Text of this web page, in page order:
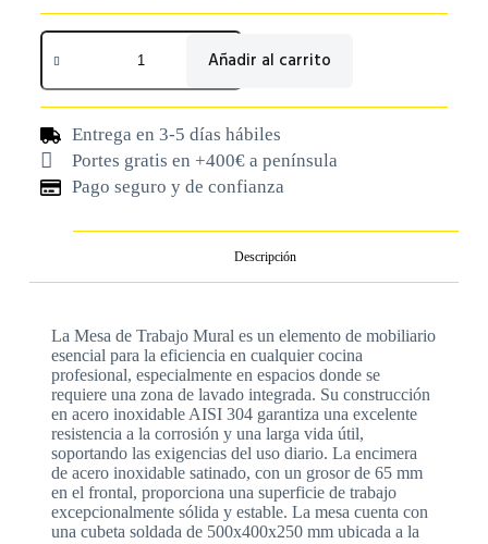
Añadir al carrito
Entrega en 3-5 días hábiles
Portes gratis en +400€ a península
Pago seguro y de confianza
Descripción
La Mesa de Trabajo Mural es un elemento de mobiliario
esencial para la eficiencia en cualquier cocina
profesional, especialmente en espacios donde se
requiere una zona de lavado integrada. Su construcción
en acero inoxidable AISI 304 garantiza una excelente
resistencia a la corrosión y una larga vida útil,
soportando las exigencias del uso diario. La encimera
de acero inoxidable satinado, con un grosor de 65 mm
en el frontal, proporciona una superficie de trabajo
excepcionalmente sólida y estable. La mesa cuenta con
una cubeta soldada de 500x400x250 mm ubicada a la